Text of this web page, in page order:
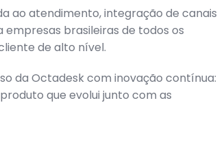
ao atendimento, integração de canais
brasileiras de todos os
de alto nível.
da Octadesk com inovação contínua:
que evolui junto com as